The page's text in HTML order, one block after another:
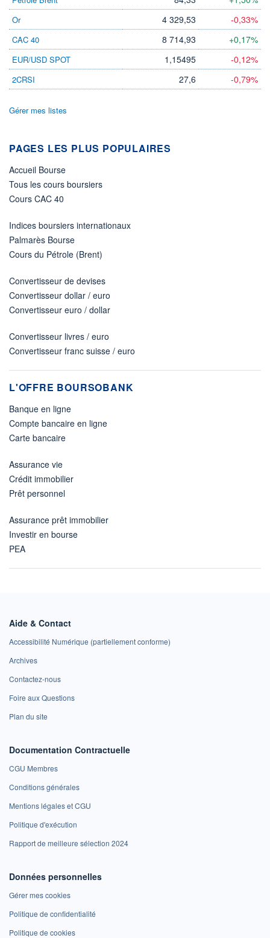
Non éligible
Boursobank
+ PORTEFEUILLE + LISTE
Or 4 329,53 -0,33%
CAC 40 8 714,93 +0,17%
EUR/USD SPOT 1,15495 -0,12%
2CRSI 27,6 -0,79%
Gérer mes listes
PAGES LES PLUS POPULAIRES
Accueil Bourse
Tous les cours boursiers
Cours CAC 40
Indices boursiers internationaux
Palmarès Bourse
Cours du Pétrole (Brent)
Convertisseur de devises
Convertisseur dollar / euro
Convertisseur euro / dollar
Convertisseur livres / euro
Convertisseur franc suisse / euro
L'OFFRE BOURSOBANK
Banque en ligne
Compte bancaire en ligne
Carte bancaire
Assurance vie
Crédit immobilier
Prêt personnel
Assurance prêt immobilier
Investir en bourse
PEA
Aide & Contact
Accessibilité Numérique (partiellement conforme)
Archives
Contactez-nous
Foire aux Questions
Plan du site
Documentation Contractuelle
CGU Membres
Conditions générales
Mentions légales et CGU
Politique d'exécution
Rapport de meilleure sélection 2024
Données personnelles
Gérer mes cookies
Politique de confidentialité
Politique de cookies